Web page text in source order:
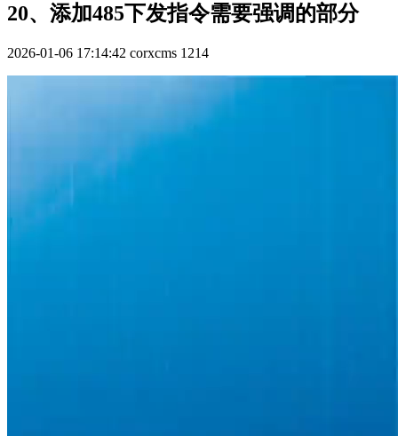
20、添加485下发指令需要强调的部分
2026-01-06 17:14:42 corxcms 1214